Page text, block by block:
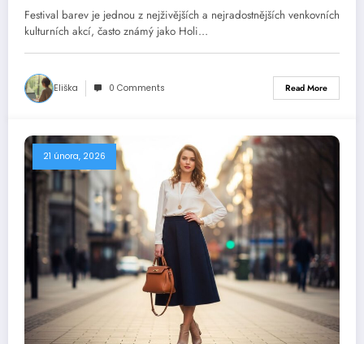
Festival barev je jednou z nejživějších a nejradostnějších venkovních
kulturních akcí, často známý jako Holi…
Eliška 0 Comments Read More
21 února, 2026